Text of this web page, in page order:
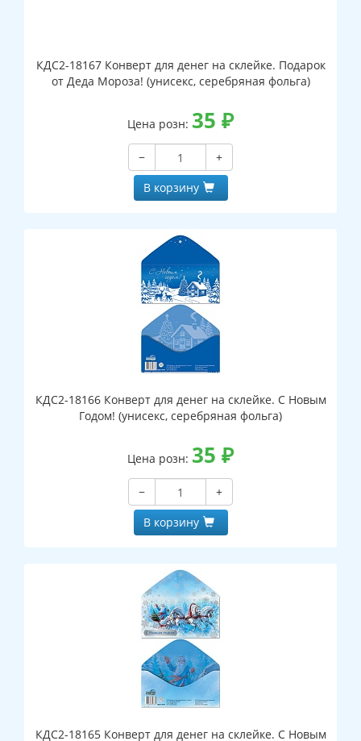
КДС2-18167 Конверт для денег на склейке. Подарок
от Деда Мороза! (унисекс, серебряная фольга)
Цена розн: 35 ₽
−
+
В корзину
КДС2-18166 Конверт для денег на склейке. С Новым
Годом! (унисекс, серебряная фольга)
Цена розн: 35 ₽
−
+
В корзину
КДС2-18165 Конверт для денег на склейке. С Новым